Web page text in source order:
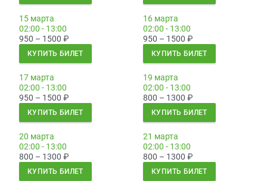
15 марта
02:00 - 13:00
950 – 1500 ₽
КУПИТЬ БИЛЕТ
16 марта
02:00 - 13:00
950 – 1500 ₽
КУПИТЬ БИЛЕТ
17 марта
02:00 - 13:00
950 – 1500 ₽
КУПИТЬ БИЛЕТ
19 марта
02:00 - 13:00
800 – 1300 ₽
КУПИТЬ БИЛЕТ
20 марта
02:00 - 13:00
800 – 1300 ₽
КУПИТЬ БИЛЕТ
21 марта
02:00 - 13:00
800 – 1300 ₽
КУПИТЬ БИЛЕТ